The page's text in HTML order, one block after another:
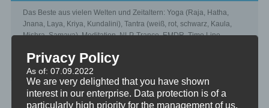
Das Beste aus vielen Welten und Zeitaltern: Yoga (Raja, Hatha,
Jnana, Laya, Kriya, Kundalini), Tantra (weiß, rot, schwarz, Kaula,
Mishra, Samaya), Meditation, NLP, Trance, EMDR, Time Line
Schamanismus, Huna, Achtsamkeit & Bewusstheit, Sex-Magick, Life
Hacks.
Privacy Policy
As of: 07.09.2022
We are very delighted that you have shown
interest in our enterprise. Data protection is of a
particularly high priority for the management of us.